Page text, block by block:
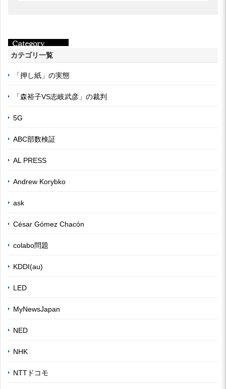
カテゴリ一覧
「押し紙」の実態
「森裕子VS志岐武彦」の裁判
5G
ABC部数検証
AL PRESS
Andrew Korybko
ask
César Gómez Chacón
colabo問題
KDDI(au)
LED
MyNewsJapan
NED
NHK
NTTドコモ